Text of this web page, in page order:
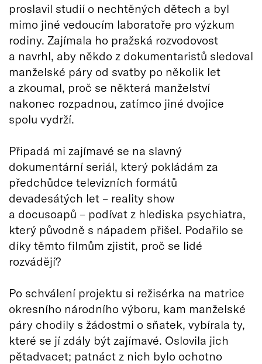
proslavil studií o nechtěných dětech a byl
mimo jiné vedoucím laboratoře pro výzkum
rodiny. Zajímala ho pražská rozvodovost
a navrhl, aby někdo z dokumentaristů sledoval
manželské páry od svatby po několik let
a zkoumal, proč se některá manželství
nakonec rozpadnou, zatímco jiné dvojice
spolu vydrží.
Připadá mi zajímavé se na slavný
dokumentární seriál, který pokládám za
předchůdce televizních formátů
devadesátých let – reality show
a docusoapů – podívat z hlediska psychiatra,
který původně s nápadem přišel. Podařilo se
díky těmto filmům zjistit, proč se lidé
rozvádějí?
Po schválení projektu si režisérka na matrice
okresního národního výboru, kam manželské
páry chodily s žádostmi o sňatek, vybírala ty,
které se jí zdály být zajímavé. Oslovila jich
pětadvacet; patnáct z nich bylo ochotno